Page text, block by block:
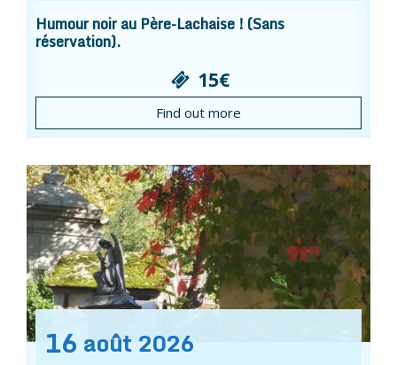
Humour noir au Père-Lachaise ! (Sans
réservation).
15€
Find out more
16 août 2026